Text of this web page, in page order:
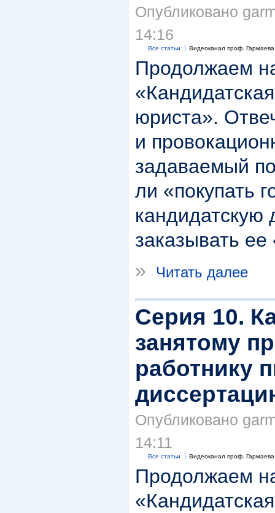
Опубликовано
14:16
Все статьи Видеоканал проф. Гармаева
Продолжаем
юриста».
и
задаваемый
ли «покупать
кандидатскую
заказывать
»
Читать далее
Серия 10.
занятому
работнику
Опубликовано
14:11
Все статьи Видеоканал проф. Гармаева
Продолжаем